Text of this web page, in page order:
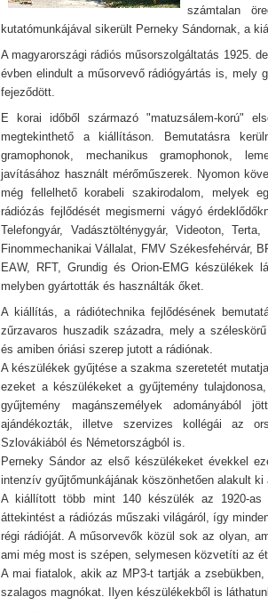
számtalan
kutatómunkájával sikerült Perneky Sándornak, a
A magyarországi rádiós műsorszolgáltatás 1925.
évben elindult a műsorvevő rádiógyártás is, mely
fejeződött.
E korai időből származó "matuzsálem-korú"
megtekinthető a kiállításon. Bemutatásra
gramophonok, mechanikus gramophonok,
javításához használt mérőműszerek. Nyomon
még fellelhető korabeli szakirodalom, melyek
rádiózás fejlődését megismerni vágyó
Telefongyár, Vadásztölténygyár, Videoton,
Finommechanikai Vállalat, FMV Székesfehérvár,
EAW, RFT, Grundig és Orion-EMG készülékek
melyben gyártották és használták őket.
A kiállítás, a rádiótechnika fejlődésének
zűrzavaros huszadik századra, mely a
és amiben óriási szerep jutott a rádiónak.
A készülékek gyűjtése a szakma szeretetét
ezeket a készülékeket a gyűjtemény
gyűjtemény magánszemélyek
ajándékozták, illetve szervizes kollégái az
Szlovákiából és Németországból is.
Perneky Sándor az első készülékeket évekkel
intenzív gyűjtőmunkájának köszönhetően alakult
A kiállított több mint 140 készülék az 1920-
áttekintést a rádiózás műszaki világáról, így
régi rádióját. A műsorvevők közül sok az olyan,
ami még most is szépen, selymesen közvetíti az
A mai fiatalok, akik az MP3-t tartják a
szalagos magnókat. Ilyen készülékekből is